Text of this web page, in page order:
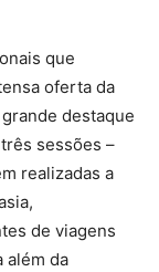
que
oferta da
destaque
sessões –
realizadas a
de viagens
além da